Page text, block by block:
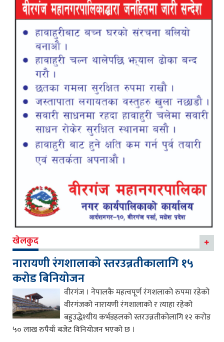
खेलकुद
नारायणी रंगशालाको स्तरउन्नतीकालागि १५
करोड बिनियोजन
वीरगंज । नेपालकै महत्वपूर्ण रंगशलाको रुपमा रहेको
वीरगंजको नारायणी रंगशालाको र त्याहा रहेको
बहुउद्धेश्यीय कर्भडहलको स्तरउन्नतीकोलागि १२ करोड
५० लाख रुपैयाँ बजेट विनियोजन भएको छ ।